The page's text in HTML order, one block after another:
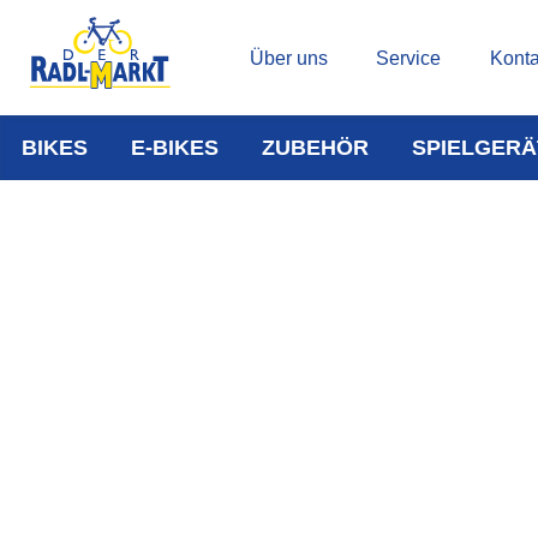
Über uns Service
BIKES E-BIKES ZUBEHÖR